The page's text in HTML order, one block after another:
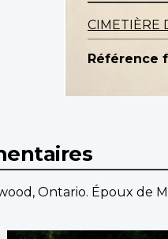
CIMETIÈRE
Référence
Ontario. Époux de